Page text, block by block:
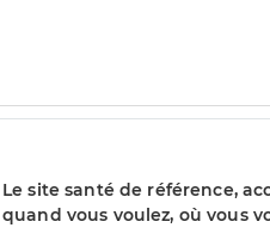
Le site santé de référence,
quand vous voulez, où vous